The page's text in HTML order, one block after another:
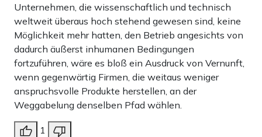
Unternehmen, die wissenschaftlich und technisch
weltweit überaus hoch stehend gewesen sind, keine
Möglichkeit mehr hatten, den Betrieb angesichts von
dadurch äußerst inhumanen Bedingungen
fortzuführen, wäre es bloß ein Ausdruck von Vernunft,
wenn gegenwärtig Firmen, die weitaus weniger
anspruchsvolle Produkte herstellen, an der
Weggabelung denselben Pfad wählen.
1